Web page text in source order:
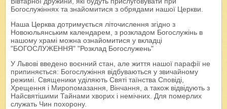
Богослужіннях та знайомитися з обрядами нашої Церкви.
Наша Церква дотримується літочислення згідно з
Новоюльянським календарем, з розкладом Богослужінь в
нашому храмі можна ознайомитися у вкладці
"БОГОСЛУЖЕННЯ" "Розклад Богослужень"
У Львові введено воєнний стан, але життя нашої парафії не
припиняється: Богослужіння відбуваються у звичайному
режимі. Священики уділяють Святі таїнства Сповіді,
Хрещення і Миропомазання, Вінчання, а також відвідують з
Найсвятішими Тайнами хворих і немічних. Для померлих
служать Чин похорону.